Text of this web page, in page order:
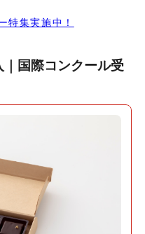
特集実施中！
国際コンクール受